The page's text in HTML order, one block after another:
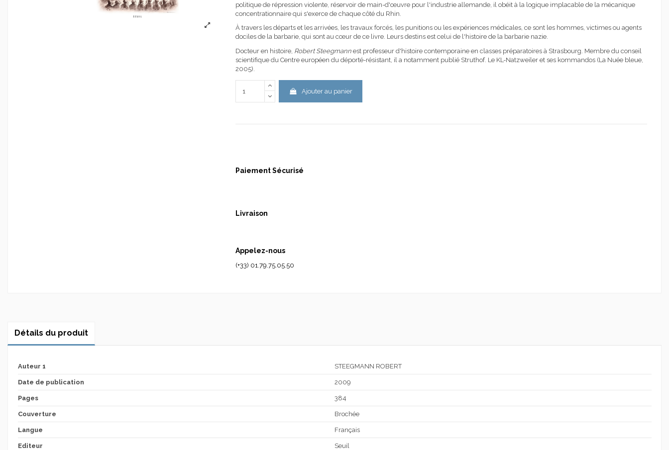
politique de répression violente, réservoir de main-d'œuvre pour l'industrie allemande, il obéit à la logique implacable de la mécanique
concentrationnaire qui s'exerce de chaque côté du Rhin.
À travers les départs et les arrivées, les travaux forcés, les punitions ou les expériences médicales, ce sont les hommes, victimes ou agents
dociles de la barbarie, qui sont au cœur de ce livre. Leurs destins est celui de l'histoire de la barbarie nazie.
Docteur en histoire, Robert Steegmannest professeur d'histoire contemporaine en classes préparatoires à Strasbourg. Membre du conseil
scientifique du Centre européen du déporté-résistant, il a notamment publié Struthof. Le KL-Natzweiler et ses kommandos (La Nuée bleue,
2005).
Ajouter au panier
Paiement Sécurisé
Livraison
Appelez-nous
(+33) 01.79.75.05.50
Détails du produit
Auteur 1 STEEGMANN ROBERT
Date de publication 2009
Pages 384
Couverture Brochée
Langue Français
Editeur Seuil